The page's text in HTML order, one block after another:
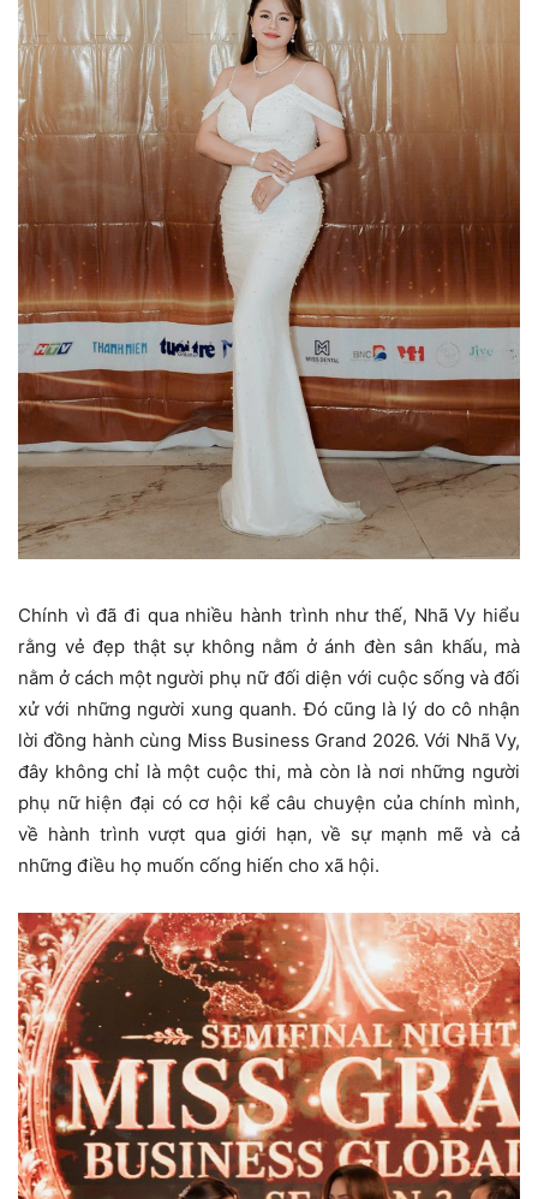
Chính vì đã đi qua nhiều hành trình như thế, Nhã Vy hiểu
rằng vẻ đẹp thật sự không nằm ở ánh đèn sân khấu, mà
nằm ở cách một người phụ nữ đối diện với cuộc sống và đối
xử với những người xung quanh. Đó cũng là lý do cô nhận
lời đồng hành cùng Miss Business Grand 2026. Với Nhã Vy,
đây không chỉ là một cuộc thi, mà còn là nơi những người
phụ nữ hiện đại có cơ hội kể câu chuyện của chính mình,
về hành trình vượt qua giới hạn, về sự mạnh mẽ và cả
những điều họ muốn cống hiến cho xã hội.